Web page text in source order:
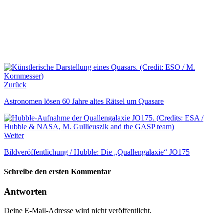
Zurück
Astronomen lösen 60 Jahre altes Rätsel um Quasare
Weiter
Bildveröffentlichung / Hubble: Die „Quallengalaxie“ JO175
Schreibe den ersten Kommentar
Antworten
Deine E-Mail-Adresse wird nicht veröffentlicht.